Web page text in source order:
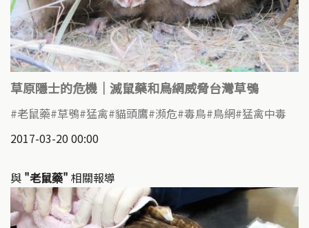
草原隱士的危機｜滅鼠藥和鳥網威脅台灣草鴞
老鼠藥 草鴞 猛禽 貓頭鷹 瀕危 毒鳥 鳥網 猛禽中毒
2017-03-20 00:00
與 "老鼠藥" 相關報導